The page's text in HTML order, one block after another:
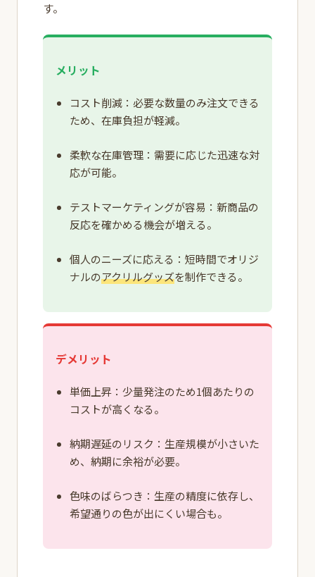
す。
メリット
コスト削減：必要な数量のみ注文できる
ため、在庫負担が軽減。
柔軟な在庫管理：需要に応じた迅速な対
応が可能。
テストマーケティングが容易：新商品の
反応を確かめる機会が増える。
個人のニーズに応える：短時間でオリジ
ナルのアクリルグッズを制作できる。
デメリット
単価上昇：少量発注のため1個あたりの
コストが高くなる。
納期遅延のリスク：生産規模が小さいた
め、納期に余裕が必要。
色味のばらつき：生産の精度に依存し、
希望通りの色が出にくい場合も。